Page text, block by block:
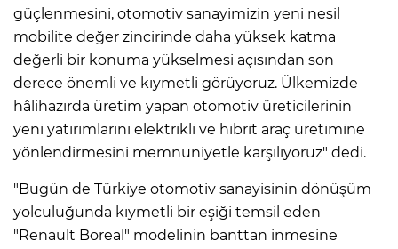
güçlenmesini, otomotiv sanayimizin yeni nesil
mobilite değer zincirinde daha yüksek katma
değerli bir konuma yükselmesi açısından son
derece önemli ve kıymetli görüyoruz. Ülkemizde
hâlihazırda üretim yapan otomotiv üreticilerinin
yeni yatırımlarını elektrikli ve hibrit araç üretimine
yönlendirmesini memnuniyetle karşılıyoruz" dedi.
"Bugün de Türkiye otomotiv sanayisinin dönüşüm
yolculuğunda kıymetli bir eşiği temsil eden
"Renault Boreal" modelinin banttan inmesine